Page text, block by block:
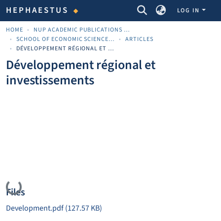
HEPHAESTUS COMMUNITIES & COLLECTIONS
LOG IN
HOME
NUP ACADEMIC PUBLICATIONS - ΑΚΑΔΗΜΑΪΚΈΣ ΔΗΜΟΣΙΕΎΣΕΙΣ ΠΝΠ
SCHOOL OF ECONOMIC SCIENCES AND BUSINESS
ARTICLES
DÉVELOPPEMENT RÉGIONAL ET INVESTISSEMENTS
Développement régional et
investissements
Loading...
Files
Development.pdf(127.57 KB)